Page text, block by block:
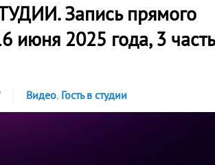
Запись прямого
июня 2025 года, 3 часть
Видео, Гость в студии